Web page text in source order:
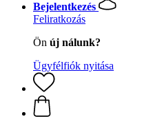
Bejelentkezés
Feliratkozás
Ön új nálunk?
Ügyfélfiók nyitása